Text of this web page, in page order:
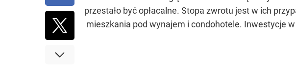
przestało być opłacalne. Stopa zwrotu jest w ich
mieszkania pod wynajem i condohotele. Inwestycje